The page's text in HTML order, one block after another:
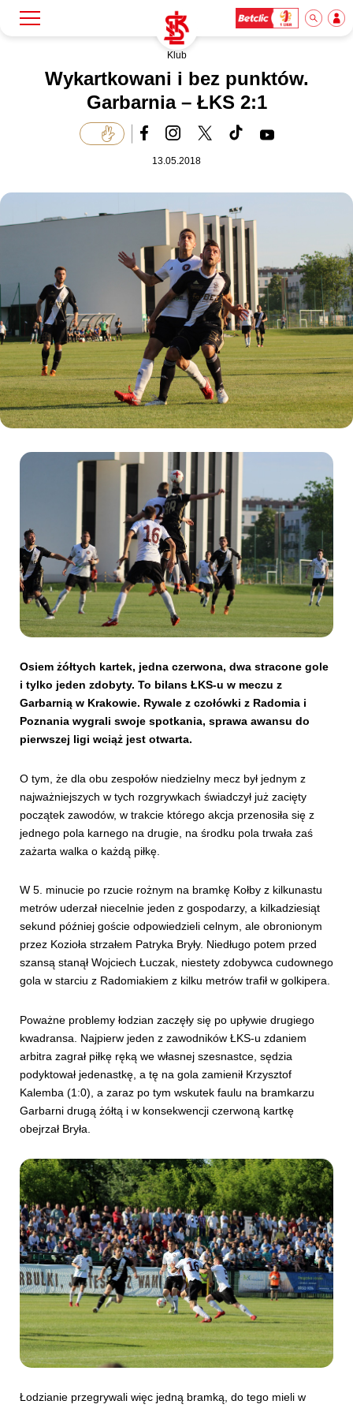
Klub
Biznes
Dla mediów
Kibice
SKLEP KUP BILET
Klub
Wykartkowani i bez punktów.
Garbarnia – ŁKS 2:1
13.05.2018
Osiem żółtych kartek, jedna czerwona, dwa stracone gole
i tylko jeden zdobyty. To bilans ŁKS-u w meczu z
Garbarnią w Krakowie. Rywale z czołówki z Radomia i
Poznania wygrali swoje spotkania, sprawa awansu do
pierwszej ligi wciąż jest otwarta.
O tym, że dla obu zespołów niedzielny mecz był jednym z
najważniejszych w tych rozgrywkach świadczył już zacięty
początek zawodów, w trakcie którego akcja przenosiła się z
jednego pola karnego na drugie, na środku pola trwała zaś
zażarta walka o każdą piłkę.
W 5. minucie po rzucie rożnym na bramkę Kołby z kilkunastu
metrów uderzał niecelnie jeden z gospodarzy, a kilkadziesiąt
sekund później goście odpowiedzieli celnym, ale obronionym
przez Kozioła strzałem Patryka Bryły. Niedługo potem przed
szansą stanął Wojciech Łuczak, niestety zdobywca cudownego
gola w starciu z Radomiakiem z kilku metrów trafił w golkipera.
Poważne problemy łodzian zaczęły się po upływie drugiego
kwadransa. Najpierw jeden z zawodników ŁKS-u zdaniem
arbitra zagrał piłkę ręką we własnej szesnastce, sędzia
podyktował jedenastkę, a tę na gola zamienił Krzysztof
Kalemba (1:0), a zaraz po tym wskutek faulu na bramkarzu
Garbarni drugą żółtą i w konsekwencji czerwoną kartkę
obejrzał Bryła.
Łodzianie przegrywali więc jedną bramką, do tego mieli w